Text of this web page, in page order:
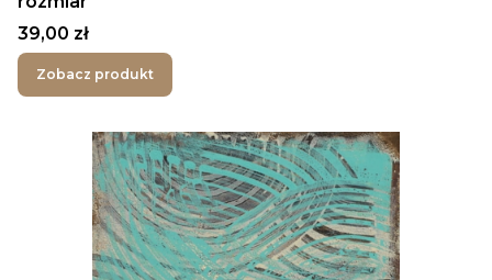
Cena
39,00 zł
Zobacz produkt